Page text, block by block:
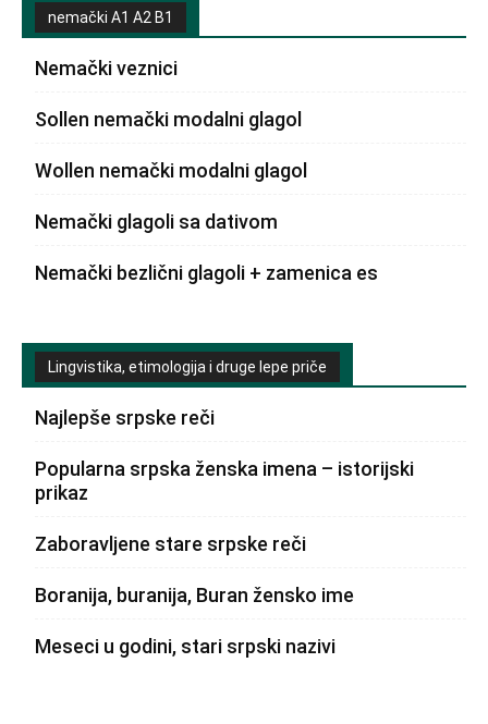
nemački A1 A2 B1
Nemački veznici
Sollen nemački modalni glagol
Wollen nemački modalni glagol
Nemački glagoli sa dativom
Nemački bezlični glagoli + zamenica es
Lingvistika, etimologija i druge lepe priče
Najlepše srpske reči
Popularna srpska ženska imena – istorijski
prikaz
Zaboravljene stare srpske reči
Boranija, buranija, Buran žensko ime
Meseci u godini, stari srpski nazivi